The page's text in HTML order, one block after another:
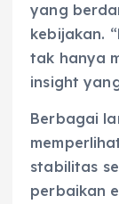
yang
kebijakan.
tak hanya
insight
Berbagai
stabilitas
perbaikan